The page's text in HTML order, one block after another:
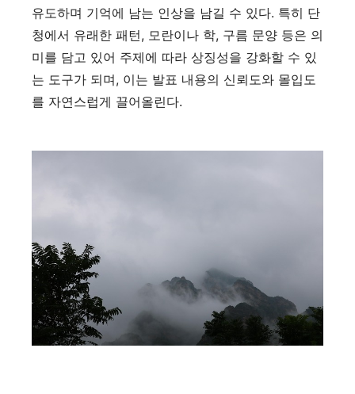
유도하며 기억에 남는 인상을 남길 수 있다. 특히 단
청에서 유래한 패턴, 모란이나 학, 구름 문양 등은 의
미를 담고 있어 주제에 따라 상징성을 강화할 수 있
는 도구가 되며, 이는 발표 내용의 신뢰도와 몰입도
를 자연스럽게 끌어올린다.